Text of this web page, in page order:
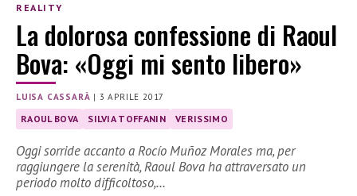
REALITY
La dolorosa confessione di Raoul
Bova: «Oggi mi sento libero»
LUISA CASSARÀ | 3 APRILE 2017
RAOUL BOVA SILVIA TOFFANIN VERISSIMO
Oggi sorride accanto a Rocío Muñoz Morales ma, per
raggiungere la serenità, Raoul Bova ha attraversato un
periodo molto difficoltoso,…